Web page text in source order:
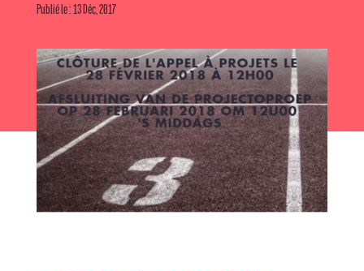
Publié le : 13 Déc, 2017